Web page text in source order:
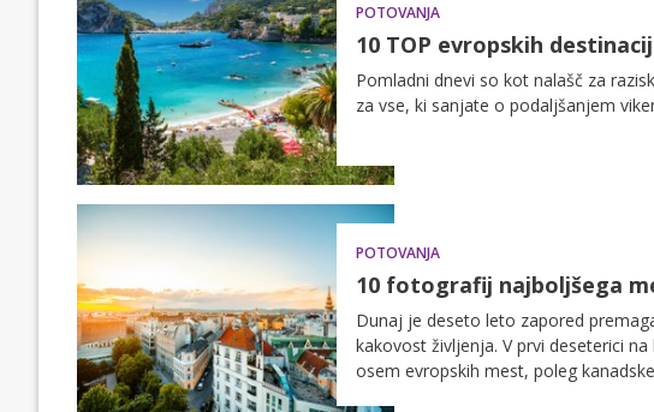
POTOVANJA
10 TOP evropskih
Pomladni dnevi so kot nalašč za
za vse, ki sanjate o podaljšanjem
POTOVANJA
10 fotografij najboljšega
Dunaj je deseto leto zapored
kakovost življenja. V prvi deseterici
osem evropskih mest, poleg